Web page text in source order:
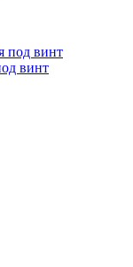
винт